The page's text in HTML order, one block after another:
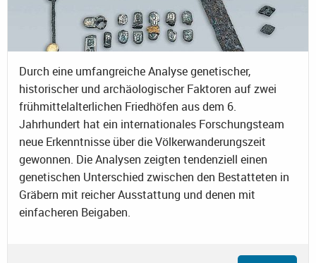
Durch eine umfangreiche Analyse genetischer,
historischer und archäologischer Faktoren auf zwei
frühmittelalterlichen Friedhöfen aus dem 6.
Jahrhundert hat ein internationales Forschungsteam
neue Erkenntnisse über die Völkerwanderungszeit
gewonnen. Die Analysen zeigten tendenziell einen
genetischen Unterschied zwischen den Bestatteten in
Gräbern mit reicher Ausstattung und denen mit
einfacheren Beigaben.